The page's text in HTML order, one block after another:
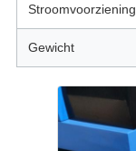
Stroomvoorziening
Gewicht